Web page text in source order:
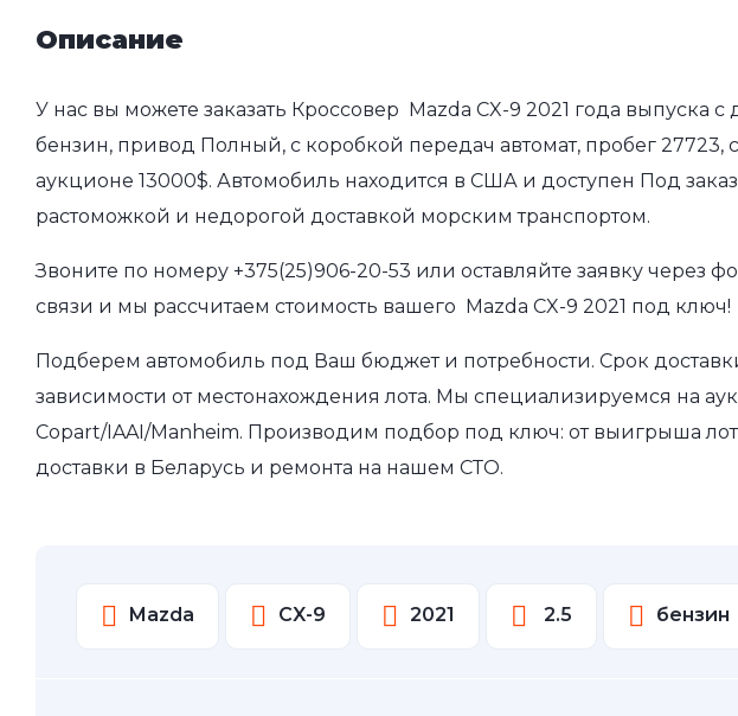
Описание
У нас вы можете заказать Кроссовер Mazda CX-9 2021 года выпуска с
бензин, привод Полный, с коробкой передач автомат, пробег 27723,
аукционе 13000$. Автомобиль находится в США и доступен Под заказ
растоможкой и недорогой доставкой морским транспортом.
Звоните по номеру +375(25)906-20-53 или оставляйте заявку через
связи и мы рассчитаем стоимость вашего Mazda CX-9 2021 под ключ!
Подберем автомобиль под Ваш бюджет и потребности. Срок
зависимости от местонахождения лота. Мы специализируемся на
Copart/IAAI/Manheim. Производим подбор под ключ: от выигрыша
доставки в Беларусь и ремонта на нашем СТО.
Mazda CX-9 2021 2.5 бензин